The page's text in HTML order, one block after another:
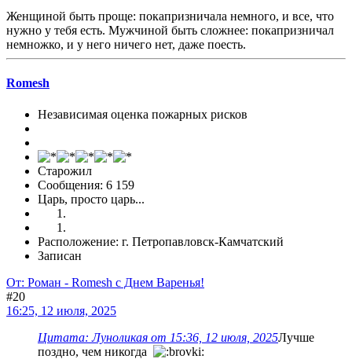
Женщиной быть проще: покапризничала немного, и все, что
нужно у тебя есть. Мужчиной быть сложнее: покапризничал
немножко, и у него ничего нет, даже поесть.
Romesh
Независимая оценка пожарных рисков
Старожил
Сообщения: 6 159
Царь, просто царь...
Расположение: г. Петропавловск-Камчатский
Записан
От: Роман - Romesh с Днем Варенья!
#20
16:25, 12 июля, 2025
Цитата: Луноликая от 15:36, 12 июля, 2025Лучше
поздно, чем никогда